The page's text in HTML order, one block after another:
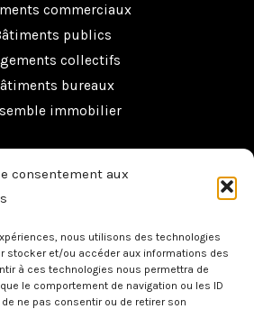
consentement aux
nous utilisons des technologies
stocker et/ou accéder aux informations des
à ces technologies nous permettra de
le comportement de navigation ou les ID
ne pas consentir ou de retirer son
commerciaux
publics
collectifs
bureaux
immobilier
A.U.D.D.
L’agence A.U.D.D.
Nos services
Nos réalisations